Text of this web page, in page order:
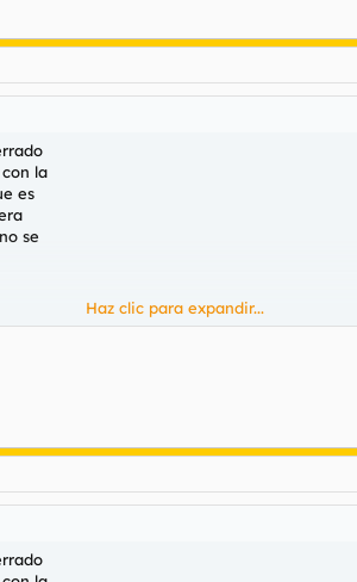
la
es
se
Haz clic para expandir...